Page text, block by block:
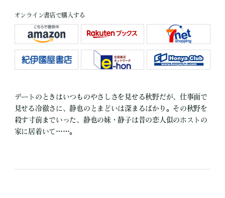
オンライン書店で購入する
デートのときはいつものやさしさを見せる秋野だが、仕事面で
見せる冷徹さに、静也のとまどいは深まるばかり。その秋野を
殺す寸前までいった、静也の妹・静子は昔の恋人似のホストの
家に居着いて……。